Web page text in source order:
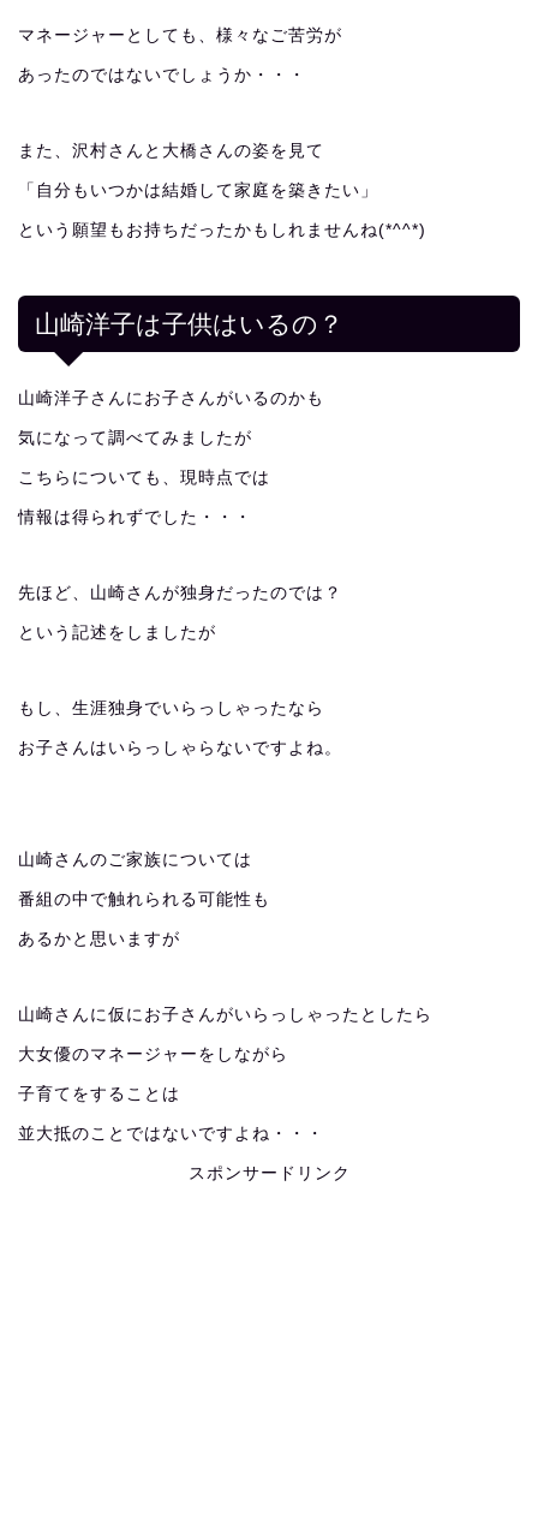
マネージャーとしても、様々なご苦労が
あったのではないでしょうか・・・
また、沢村さんと大橋さんの姿を見て
「自分もいつかは結婚して家庭を築きたい」
という願望もお持ちだったかもしれませんね(*^^*)
山崎洋子は子供はいるの？
山崎洋子さんにお子さんがいるのかも
気になって調べてみましたが
こちらについても、現時点では
情報は得られずでした・・・
先ほど、山崎さんが独身だったのでは？
という記述をしましたが
もし、生涯独身でいらっしゃったなら
お子さんはいらっしゃらないですよね。
山崎さんのご家族については
番組の中で触れられる可能性も
あるかと思いますが
山崎さんに仮にお子さんがいらっしゃったとしたら
大女優のマネージャーをしながら
子育てをすることは
並大抵のことではないですよね・・・
スポンサードリンク